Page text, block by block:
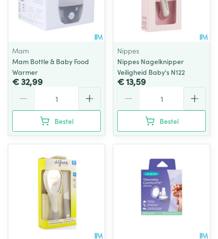
Mam
Mam Bottle & Baby Food
Warmer
€ 32,99
Bestel
Nippes
Nippes Nagelknipper
Veiligheid Baby's N122
€ 13,59
Bestel